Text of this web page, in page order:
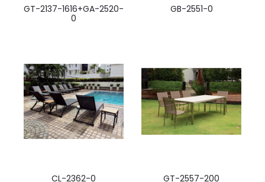
GT-2137-1616+GA-2520-
0
GB-2551-0
CL-2362-0 GT-2557-200